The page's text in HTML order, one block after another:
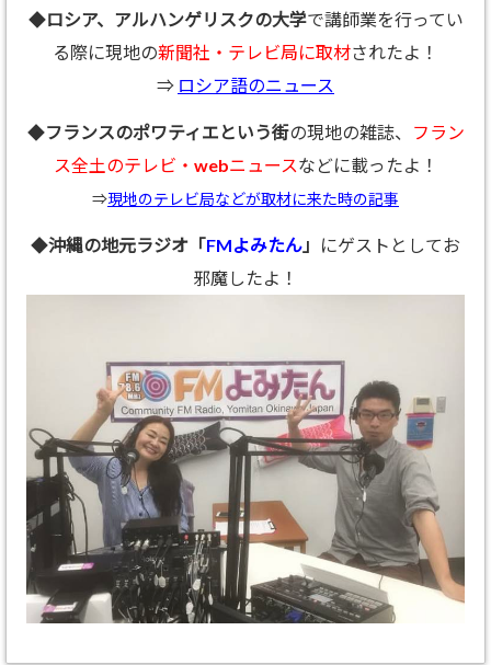
◆ロシア、アルハンゲリスクの大学で講師業を行ってい
る際に現地の新聞社・テレビ局に取材されたよ！
⇒ ロシア語のニュース
◆フランスのポワティエという街の現地の雑誌、
フラン
ス全土のテレビ・webニュース などに載ったよ！
⇒現地のテレビ局などが取材に来た時の記事
◆沖縄の地元ラジオ「FMよみたん 」
にゲストとしてお
邪魔したよ！